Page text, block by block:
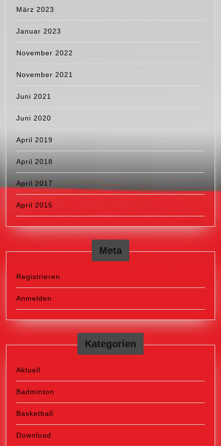
März 2023
Januar 2023
November 2022
November 2021
Juni 2021
Juni 2020
April 2019
April 2018
April 2017
April 2015
Meta
Registrieren
Anmelden
Kategorien
Aktuell
Badminton
Basketball
Download